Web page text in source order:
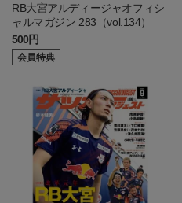
RB大宮アルディージャオフィシ
ャルマガジン 283（vol.134）
500円
会員特典